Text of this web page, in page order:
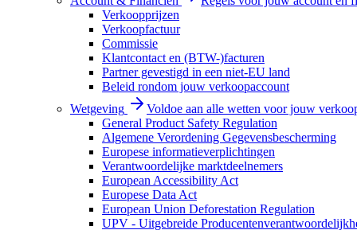
Verkoopprijzen
Verkoopfactuur
Commissie
Klantcontact en (BTW-)facturen
Partner gevestigd in een niet-EU land
Beleid rondom jouw verkoopaccount
Wetgeving
Voldoe aan alle wetten voor jouw
General Product Safety Regulation
Algemene Verordening Gegevensbescherming
Europese informatieverplichtingen
Verantwoordelijke marktdeelnemers
European Accessibility Act
Europese Data Act
European Union Deforestation Regulation
UPV - Uitgebreide